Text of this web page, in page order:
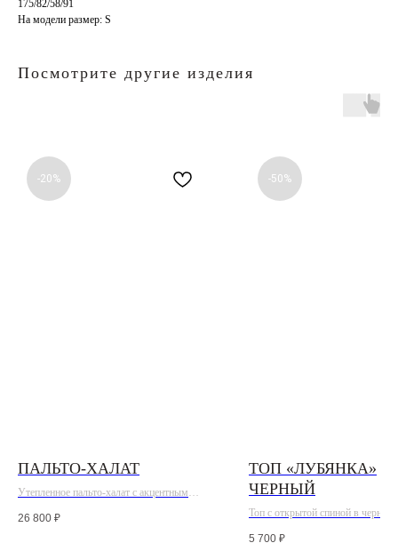
175/82/58/91
На модели размер: S
Посмотрите другие изделия
-20%
ПАЛЬТО-ХАЛАТ
Утепленное пальто-халат с акцентным
26 800 ₽
-50%
ТОП «ЛУБЯНКА»
ЧЕРНЫЙ
Топ с открытой спиной в черном
5 700 ₽